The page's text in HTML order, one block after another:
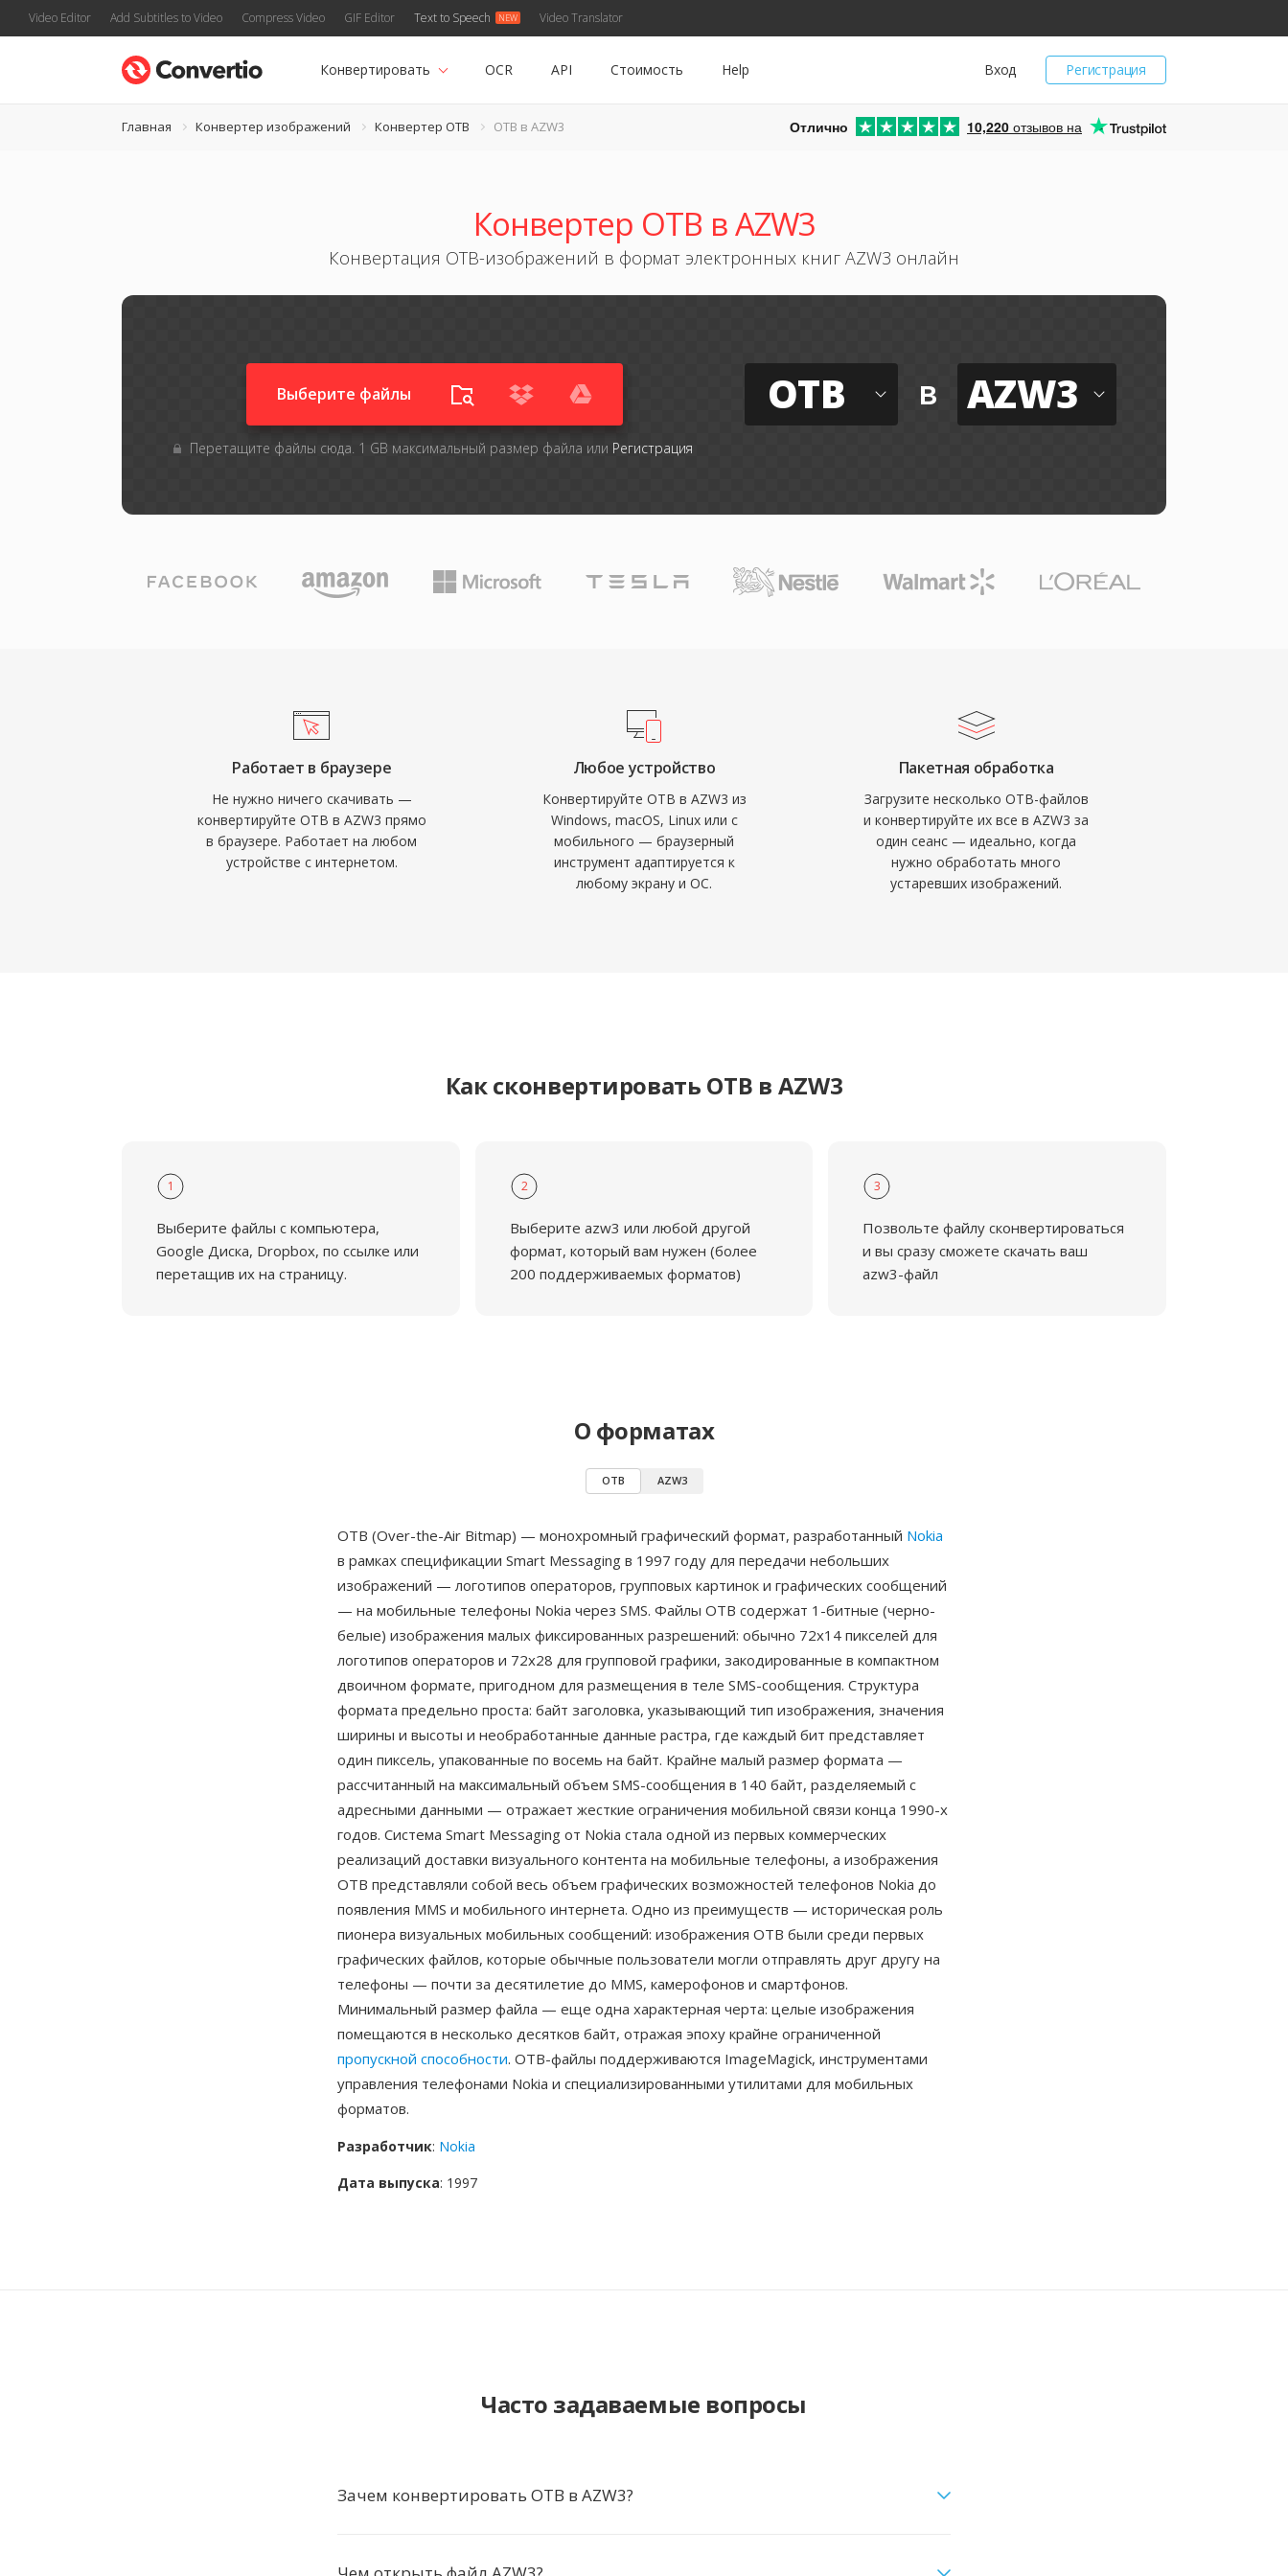
Video Editor Add Subtitles to Video Compress Video GIF Editor Text to Speech Video Translator
Регистрация
Вход
Конвертировать OCR API Стоимость Help
Главная Конвертер изображений Конвертер OTB OTB в AZW3 Отлично 10,220 отзывов на
Конвертер OTB в AZW3
Конвертация OTB-изображений в формат электронных книг AZW3 онлайн
Выберите файлы
Перетащите файлы сюда. 1 GB максимальный размер файла или Регистрация
OTB в AZW3
Работает в браузере
Не нужно ничего скачивать —
конвертируйте OTB в AZW3 прямо
в браузере. Работает на любом
устройстве с интернетом.
Любое устройство
Конвертируйте OTB в AZW3 из
Windows, macOS, Linux или с
мобильного — браузерный
инструмент адаптируется к
любому экрану и ОС.
Пакетная обработка
Загрузите несколько OTB-файлов
и конвертируйте их все в AZW3 за
один сеанс — идеально, когда
нужно обработать много
устаревших изображений.
Как сконвертировать OTB в AZW3
1
Выберите файлы с компьютера,
Google Диска, Dropbox, по ссылке или
перетащив их на страницу.
2
Выберите azw3 или любой другой
формат, который вам нужен (более
200 поддерживаемых форматов)
3
Позвольте файлу сконвертироваться
и вы сразу сможете скачать ваш
azw3-файл
О форматах
OTB AZW3
OTB (Over-the-Air Bitmap) — монохромный графический формат, разработанный Nokia
в рамках спецификации Smart Messaging в 1997 году для передачи небольших
изображений — логотипов операторов, групповых картинок и графических сообщений
— на мобильные телефоны Nokia через SMS. Файлы OTB содержат 1-битные (черно-
белые) изображения малых фиксированных разрешений: обычно 72x14 пикселей для
логотипов операторов и 72x28 для групповой графики, закодированные в компактном
двоичном формате, пригодном для размещения в теле SMS-сообщения. Структура
формата предельно проста: байт заголовка, указывающий тип изображения, значения
ширины и высоты и необработанные данные растра, где каждый бит представляет
один пиксель, упакованные по восемь на байт. Крайне малый размер формата —
рассчитанный на максимальный объем SMS-сообщения в 140 байт, разделяемый с
адресными данными — отражает жесткие ограничения мобильной связи конца 1990-х
годов. Система Smart Messaging от Nokia стала одной из первых коммерческих
реализаций доставки визуального контента на мобильные телефоны, а изображения
OTB представляли собой весь объем графических возможностей телефонов Nokia до
появления MMS и мобильного интернета. Одно из преимуществ — историческая роль
пионера визуальных мобильных сообщений: изображения OTB были среди первых
графических файлов, которые обычные пользователи могли отправлять друг другу на
телефоны — почти за десятилетие до MMS, камерофонов и смартфонов.
Минимальный размер файла — еще одна характерная черта: целые изображения
помещаются в несколько десятков байт, отражая эпоху крайне ограниченной
пропускной способности. OTB-файлы поддерживаются ImageMagick, инструментами
управления телефонами Nokia и специализированными утилитами для мобильных
форматов.
Разработчик: Nokia
Дата выпуска: 1997
Часто задаваемые вопросы
Зачем конвертировать OTB в AZW3?